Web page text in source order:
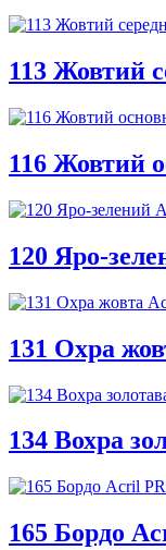
113 Жовтий
116 Жовтий
120 Яро-
131 Охра
134 Вохра
165 Бордо